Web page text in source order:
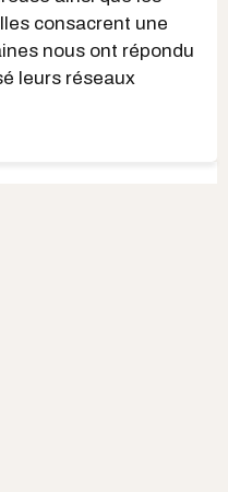
consacrent une
nous ont répondu
leurs réseaux